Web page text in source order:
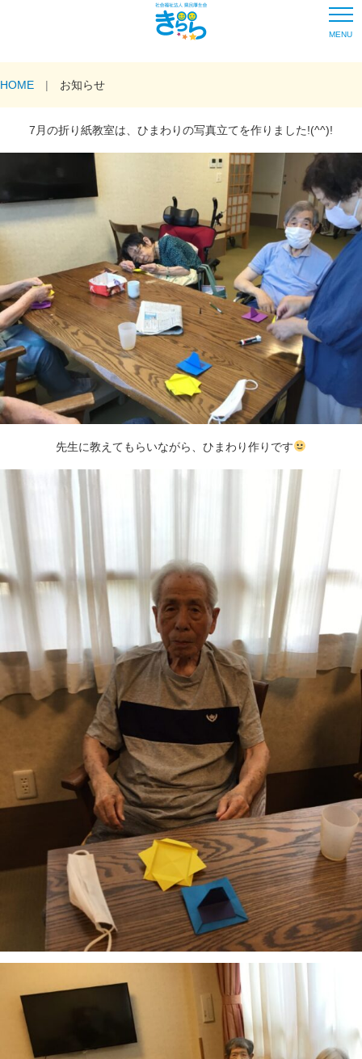
MENU
HOME お知らせ
7月の折り紙教室は、ひまわりの写真立てを作りました!(^^)!
先生に教えてもらいながら、ひまわり作りです